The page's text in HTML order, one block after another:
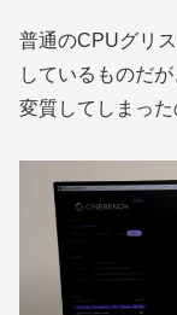
普通のCPUグリ
しているものだ
変質してしまっ